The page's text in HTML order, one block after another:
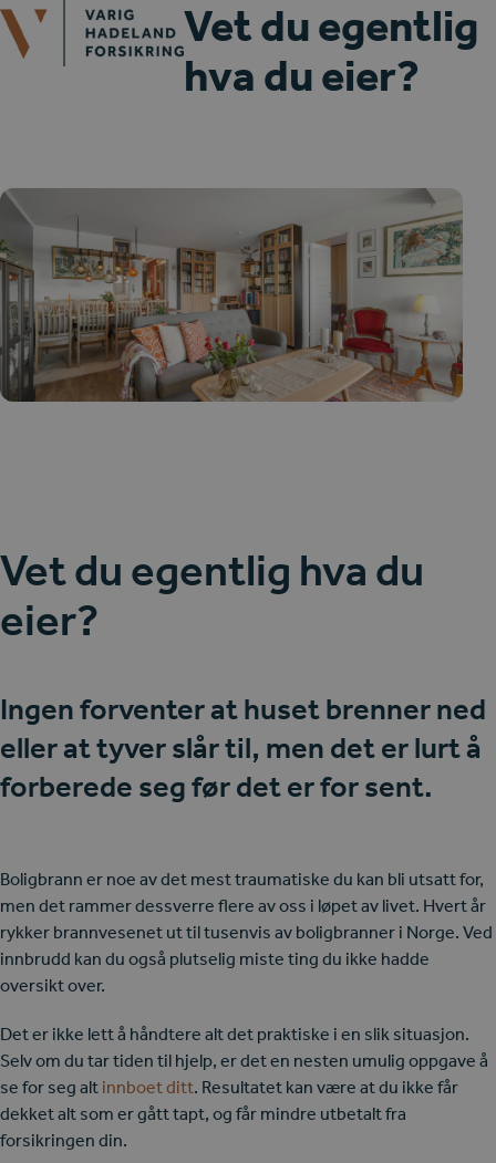
Skip
to
content
Open
mobile
menu
Close
mobile
menu
Vet du egentlig
hva du eier?
Vet du egentlig hva du
eier?
Ingen forventer at huset brenner ned
eller at tyver slår til, men det er lurt å
forberede seg før det er for sent.
Boligbrann er noe av det mest traumatiske du kan bli utsatt for,
men det rammer dessverre flere av oss i løpet av livet. Hvert år
rykker brannvesenet ut til tusenvis av boligbranner i Norge. Ved
innbrudd kan du også plutselig miste ting du ikke hadde
oversikt over.
Det er ikke lett å håndtere alt det praktiske i en slik situasjon.
Selv om du tar tiden til hjelp, er det en nesten umulig oppgave å
se for seg alt innboet ditt. Resultatet kan være at du ikke får
dekket alt som er gått tapt, og får mindre utbetalt fra
forsikringen din.